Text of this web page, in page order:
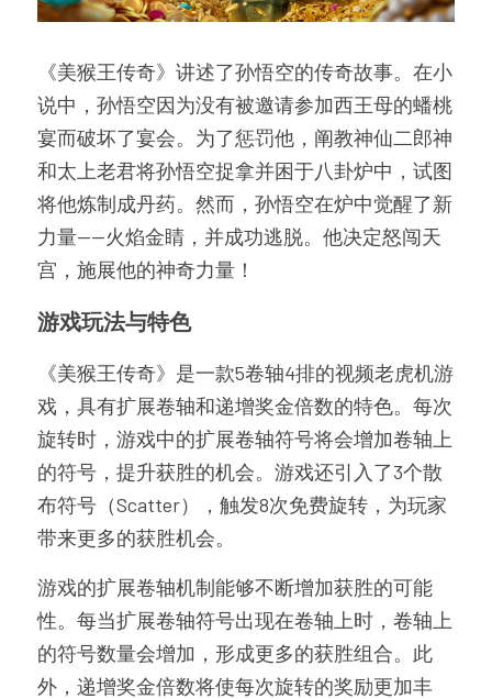
《美猴王传奇》讲述了孙悟空的传奇故事。在小
说中，孙悟空因为没有被邀请参加西王母的蟠桃
宴而破坏了宴会。为了惩罚他，阐教神仙二郎神
和太上老君将孙悟空捉拿并困于八卦炉中，试图
将他炼制成丹药。然而，孙悟空在炉中觉醒了新
力量——火焰金睛，并成功逃脱。他决定怒闯天
宫，施展他的神奇力量！
游戏玩法与特色
《美猴王传奇》是一款5卷轴4排的视频老虎机游
戏，具有扩展卷轴和递增奖金倍数的特色。每次
旋转时，游戏中的扩展卷轴符号将会增加卷轴上
的符号，提升获胜的机会。游戏还引入了3个散
布符号（Scatter），触发8次免费旋转，为玩家
带来更多的获胜机会。
游戏的扩展卷轴机制能够不断增加获胜的可能
性。每当扩展卷轴符号出现在卷轴上时，卷轴上
的符号数量会增加，形成更多的获胜组合。此
外，递增奖金倍数将使每次旋转的奖励更加丰